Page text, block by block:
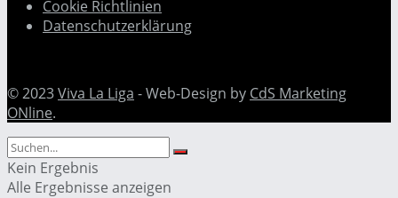
Cookie Richtlinien
Datenschutzerklärung
© 2023Viva La Liga - Web-Design by CdS Marketing
ONline.
Kein Ergebnis
Alle Ergebnisse anzeigen